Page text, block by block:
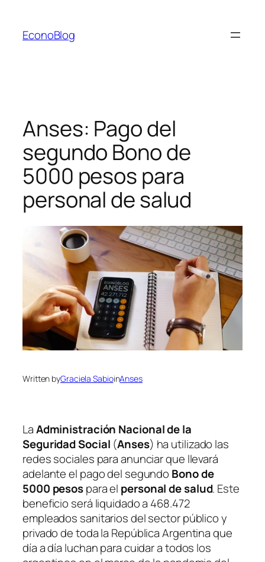
contenido
EconoBlog
Anses: Pago del
segundo Bono de
5000 pesos para
personal de salud
Written byGraciela SabioinAnses
LaAdministración Nacional de la
Seguridad Social (Anses) ha utilizado las
redes sociales para anunciar que llevará
adelante el pago del segundo Bono de
5000 pesospara el personal de salud. Este
beneficio será liquidado a 468.472
empleados sanitarios del sector público y
privado de toda la República Argentina que
día a día luchan para cuidar a todos los